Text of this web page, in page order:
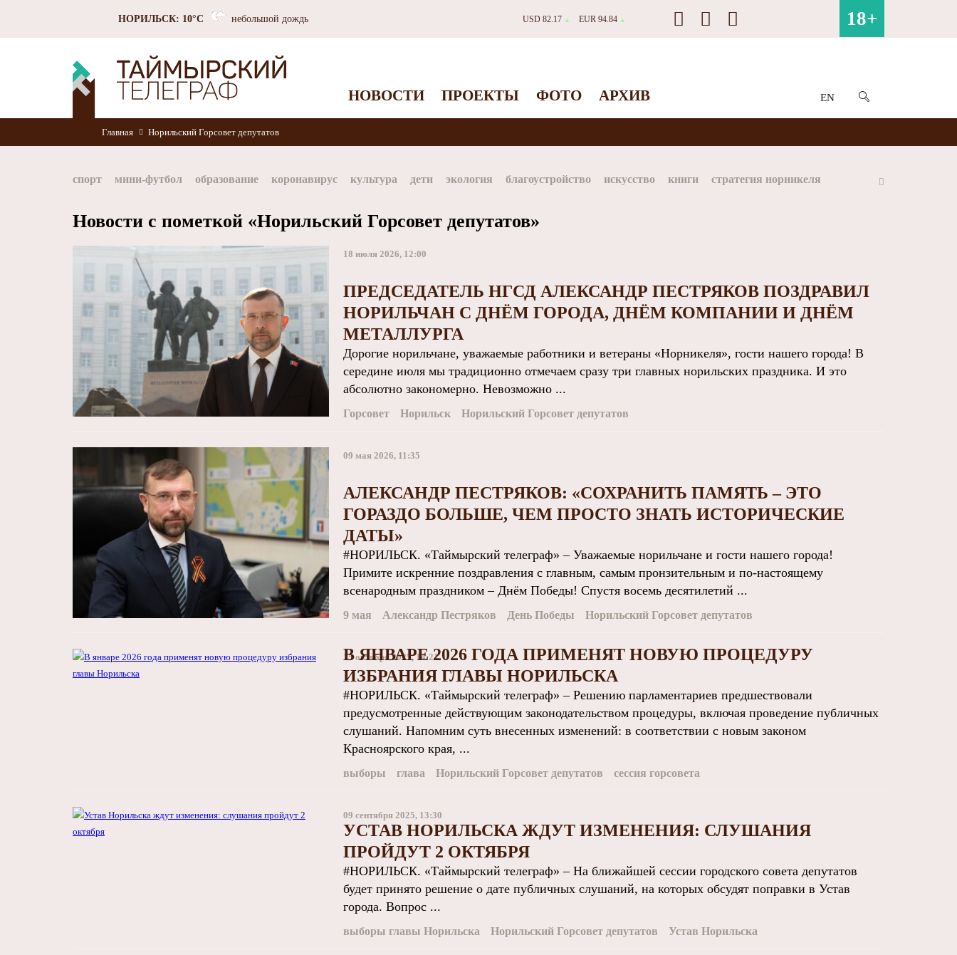
НОРИЛЬСК: 10°C небольшой дождь USD 82.17 ▲ EUR 94.84 ▲ 18+
НОВОСТИ ПРОЕКТЫ ФОТО АРХИВ EN
Главная Норильский Горсовет депутатов
спорт мини-футбол образование коронавирус культура дети экология благоустройство искусство книги стратегия норникеля
Новости с пометкой «Норильский Горсовет депутатов»
18 июля 2026, 12:00
ПРЕДСЕДАТЕЛЬ НГСД АЛЕКСАНДР ПЕСТРЯКОВ ПОЗДРАВИЛ
НОРИЛЬЧАН С ДНЁМ ГОРОДА, ДНЁМ КОМПАНИИ И ДНЁМ
МЕТАЛЛУРГА
Дорогие норильчане, уважаемые работники и ветераны «Норникеля», гости нашего города! В
середине июля мы традиционно отмечаем сразу три главных норильских праздника. И это
абсолютно закономерно. Невозможно ...
Горсовет Норильск Норильский Горсовет депутатов
09 мая 2026, 11:35
АЛЕКСАНДР ПЕСТРЯКОВ: «СОХРАНИТЬ ПАМЯТЬ – ЭТО
ГОРАЗДО БОЛЬШЕ, ЧЕМ ПРОСТО ЗНАТЬ ИСТОРИЧЕСКИЕ
ДАТЫ»
#НОРИЛЬСК. «Таймырский телеграф» – Уважаемые норильчане и гости нашего города!
Примите искренние поздравления с главным, самым пронзительным и по-настоящему
всенародным праздником – Днём Победы! Спустя восемь десятилетий ...
9 мая Александр Пестряков День Победы Норильский Горсовет депутатов
15 октября 2025, 14:21
В ЯНВАРЕ 2026 ГОДА ПРИМЕНЯТ НОВУЮ ПРОЦЕДУРУ
ИЗБРАНИЯ ГЛАВЫ НОРИЛЬСКА
#НОРИЛЬСК. «Таймырский телеграф» – Решению парламентариев предшествовали
предусмотренные действующим законодательством процедуры, включая проведение публичных
слушаний. Напомним суть внесенных изменений: в соответствии с новым законом
Красноярского края, ...
выборы глава Норильский Горсовет депутатов сессия горсовета
09 сентября 2025, 13:30
УСТАВ НОРИЛЬСКА ЖДУТ ИЗМЕНЕНИЯ: СЛУШАНИЯ
ПРОЙДУТ 2 ОКТЯБРЯ
#НОРИЛЬСК. «Таймырский телеграф» – На ближайшей сессии городского совета депутатов
будет принято решение о дате публичных слушаний, на которых обсудят поправки в Устав
города. Вопрос ...
выборы главы Норильска Норильский Горсовет депутатов Устав Норильска